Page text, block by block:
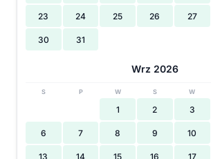
23 24 25 26 27
30 31
Wrz 2026
S P W S W
1 2 3
6 7 8 9 10
13 14 15 16 17